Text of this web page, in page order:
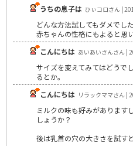
うちの息子は ひぃコロさん |
どんな方法試してもダメでした
赤ちゃんの性格にもよると思い
こんにちは あいあいさんさん |
サイズを変えてみてはどうで
るとか。
こんにちは リラックママさん |
ミルクの味も好みがあります
しょうか？
後は乳首の穴の大きさを試すと